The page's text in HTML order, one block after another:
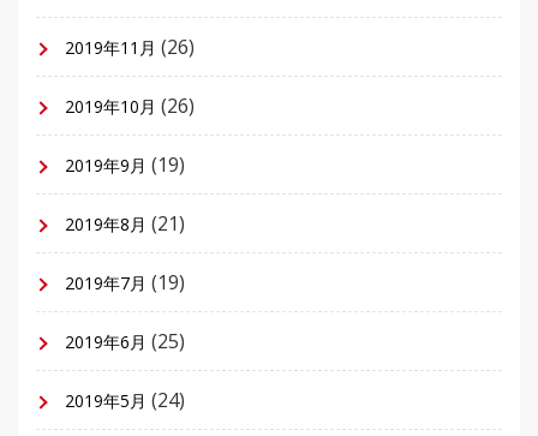
2019年11月 (26)
2019年10月 (26)
2019年9月 (19)
2019年8月 (21)
2019年7月 (19)
2019年6月 (25)
2019年5月 (24)